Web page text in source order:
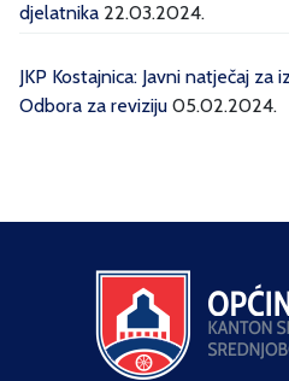
djelatnika 22.03.2024.
JKP Kostajnica: Javni natječaj
Odbora za reviziju 05.02.2024.